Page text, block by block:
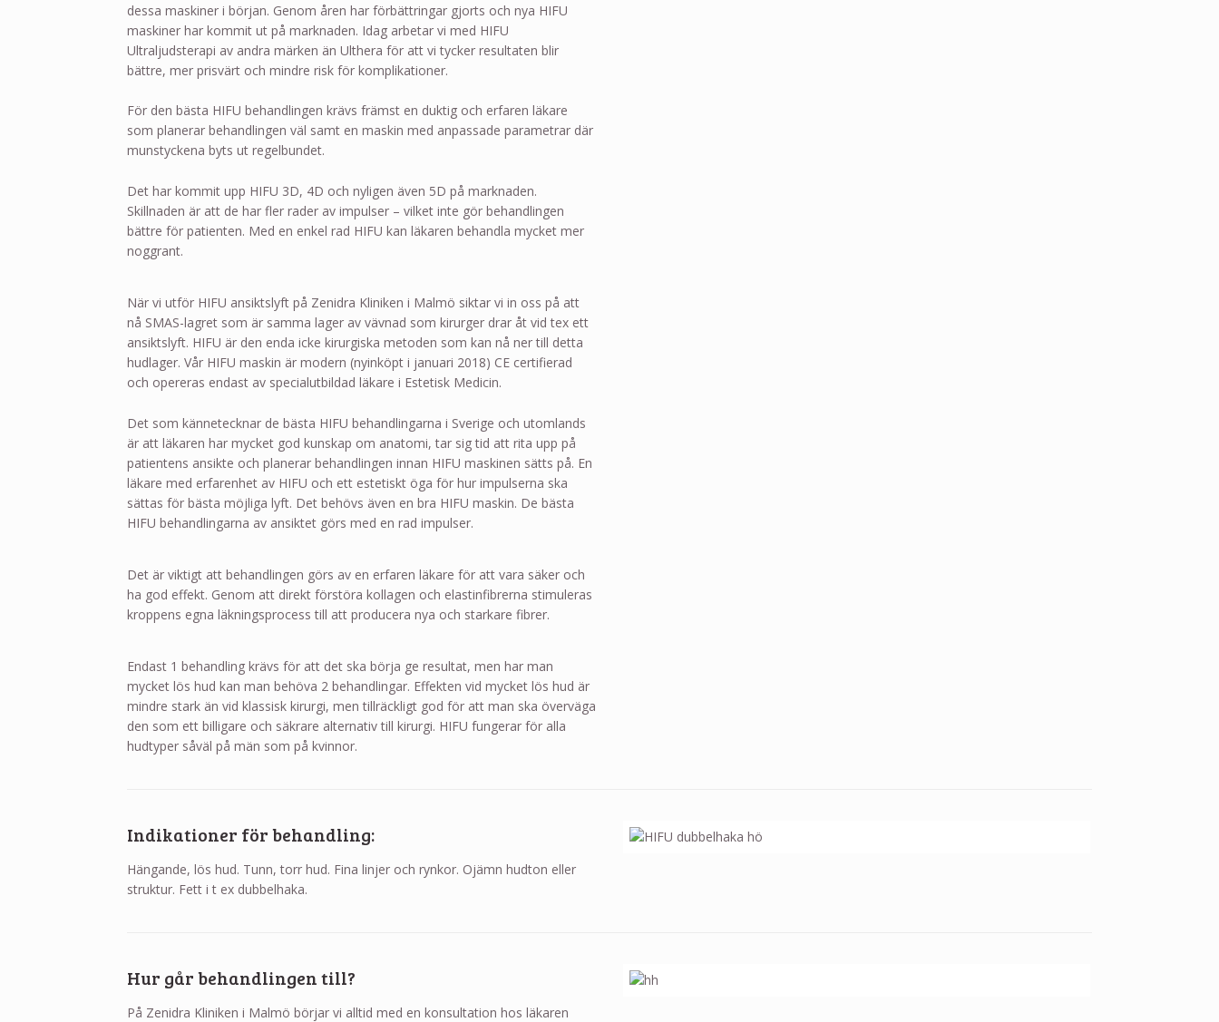
dessa maskiner i början. Genom åren har förbättringar gjorts och nya HIFU
maskiner har kommit ut på marknaden. Idag arbetar vi med HIFU
Ultraljudsterapi av andra märken än Ulthera för att vi tycker resultaten blir
bättre, mer prisvärt och mindre risk för komplikationer.
För den bästa HIFU behandlingen krävs främst en duktig och erfaren läkare
som planerar behandlingen väl samt en maskin med anpassade parametrar där
munstyckena byts ut regelbundet.
Det har kommit upp HIFU 3D, 4D och nyligen även 5D på marknaden.
Skillnaden är att de har fler rader av impulser – vilket inte gör behandlingen
bättre för patienten. Med en enkel rad HIFU kan läkaren behandla mycket mer
noggrant.
När vi utför HIFU ansiktslyft på Zenidra Kliniken i Malmö siktar vi in oss på att
nå SMAS-lagret som är samma lager av vävnad som kirurger drar åt vid tex ett
ansiktslyft. HIFU är den enda icke kirurgiska metoden som kan nå ner till detta
hudlager. Vår HIFU maskin är modern (nyinköpt i januari 2018) CE certifierad
och opereras endast av specialutbildad läkare i Estetisk Medicin.
Det som kännetecknar de bästa HIFU behandlingarna i Sverige och utomlands
är att läkaren har mycket god kunskap om anatomi, tar sig tid att rita upp på
patientens ansikte och planerar behandlingen innan HIFU maskinen sätts på. En
läkare med erfarenhet av HIFU och ett estetiskt öga för hur impulserna ska
sättas för bästa möjliga lyft. Det behövs även en bra HIFU maskin. De bästa
HIFU behandlingarna av ansiktet görs med en rad impulser.
Det är viktigt att behandlingen görs av en erfaren läkare för att vara säker och
ha god effekt. Genom att direkt förstöra kollagen och elastinfibrerna stimuleras
kroppens egna läkningsprocess till att producera nya och starkare fibrer.
Endast 1 behandling krävs för att det ska börja ge resultat, men har man
mycket lös hud kan man behöva 2 behandlingar. Effekten vid mycket lös hud är
mindre stark än vid klassisk kirurgi, men tillräckligt god för att man ska överväga
den som ett billigare och säkrare alternativ till kirurgi. HIFU fungerar för alla
hudtyper såväl på män som på kvinnor.
Indikationer för behandling:
Hängande, lös hud. Tunn, torr hud. Fina linjer och rynkor. Ojämn hudton eller
struktur. Fett i t ex dubbelhaka.
Hur går behandlingen till?
På Zenidra Kliniken i Malmö börjar vi alltid med en konsultation hos läkaren